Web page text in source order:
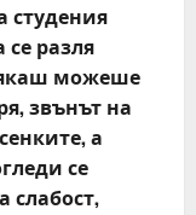
студения
разля
можеше
звънът на
а
се
слабост,